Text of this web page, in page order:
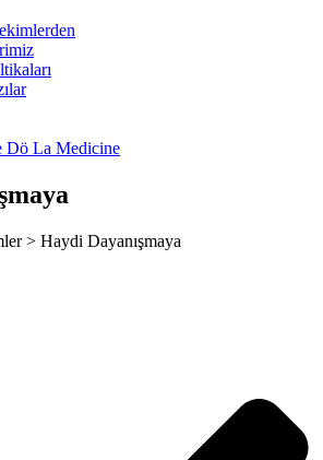
Dö La Medicine
> Haydi Dayanışmaya